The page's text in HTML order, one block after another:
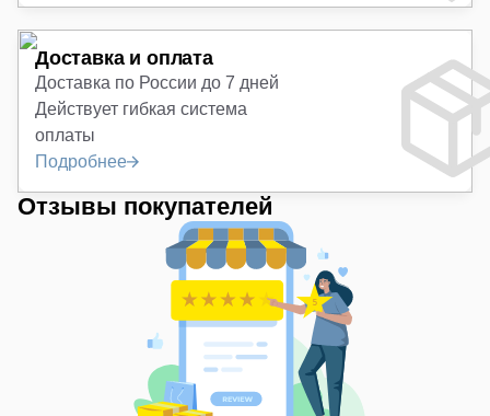
Доставка и оплата
Доставка по России до 7 дней
Действует гибкая система
оплаты
Подробнее
Отзывы покупателей